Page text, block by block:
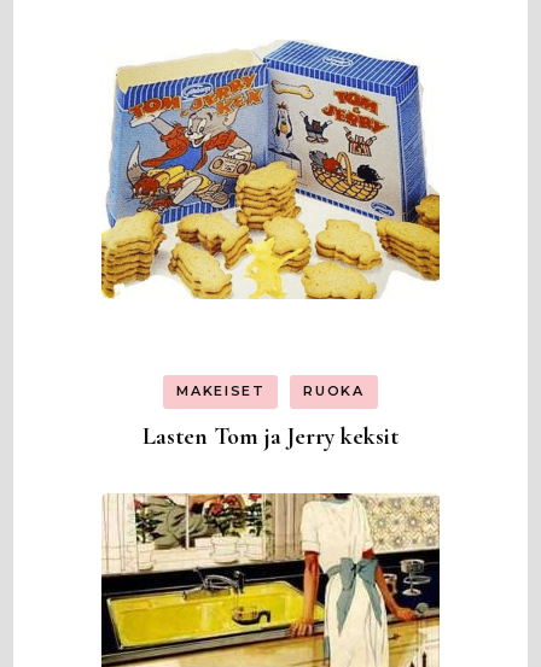
MAKEISET RUOKA
Lasten Tom ja Jerry keksit